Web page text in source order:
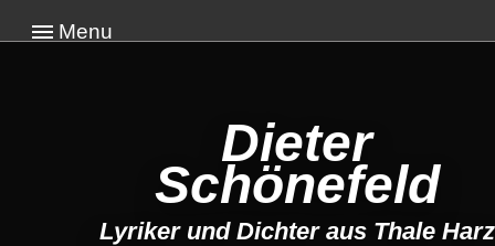
Menu
Dieter
Schönefeld
Lyriker und Dichter aus Thale Harz